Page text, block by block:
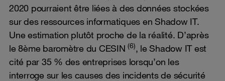
2020 pourraient être liées à des données stockées
sur des ressources informatiques en Shadow IT.
Une estimation plutôt proche de la réalité. D’après
le 8ème baromètre du CESIN(6), le Shadow IT est
cité par 35 % des entreprises lorsqu’on les
interroge sur les causes des incidents de sécurité